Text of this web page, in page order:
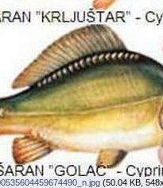
(50.04 KB,